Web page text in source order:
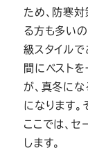
ため、防寒
る方も多い
級スタイルで
間にベスト
が、真冬に
になります。
ここでは、
します。